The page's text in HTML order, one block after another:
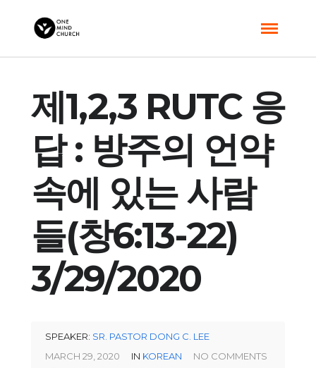
제1,2,3 RUTC 응
답 : 방주의 언약
속에 있는 사람
들(창6:13-22)
3/29/2020
SPEAKER: SR. PASTOR DONG C. LEE
MARCH 29, 2020
IN KOREAN NO COMMENTS